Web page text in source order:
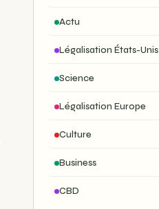
Actu
Légalisation États-Unis
Science
Légalisation Europe
Culture
Business
CBD